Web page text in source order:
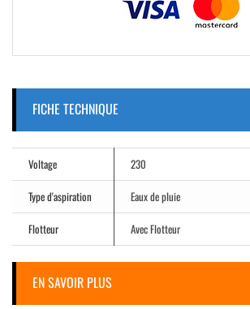
FICHE TECHNIQUE
Voltage
230
Type d'aspiration
Eaux de pluie
Flotteur
Avec Flotteur
EN SAVOIR PLUS